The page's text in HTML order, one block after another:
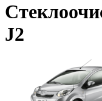
J2